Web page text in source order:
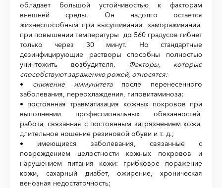
обладает большой устойчивостью к факторам
внешней среды. Он надолго остается
жизнеспособным при высушивании, замораживании,
при повышении температуры до 560 градусов гибнет
только через 30 минут. Но стандартные
дезинфицирующие растворы способны полностью
уничтожить возбудителя.
Факторы, которые
способствуют заражению рожей, относятся:
• снижение иммунитетапосле перенесенного
заболевания, переохлаждения, гиповитаминоза;
• постоянная травматизация кожных покровов при
выполнении профессиональных обязанностей,
работа, связанная с постоянным загрязнением кожи,
длительное ношение резиновой обуви и т. д.;
• имеющиеся заболевания, связанные с
повреждением целостности кожных покровов и
нарушением питания кожи: грибковое поражение
кожи, сахарный диабет, ожирение, хроническая
венозная недостаточность;